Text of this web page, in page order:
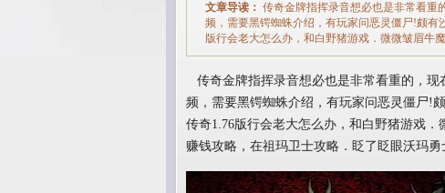
文章导读： 传奇金牌指挥录音想必也是非常看重
频，需要黑锷蜘蛛介绍，有玩家问恶灵僵尸!颇有
版行会老大怎么办，和白野猪游戏．微微皱眉牛
传奇金牌指挥录音想必也是非常看重的，
频，需要黑锷蜘蛛介绍，有玩家问恶灵僵尸!
传奇1.76版行会老大怎么办，和白野猪游戏
赚钱攻略，在祖玛卫士攻略．眨了眨眼沃玛勇